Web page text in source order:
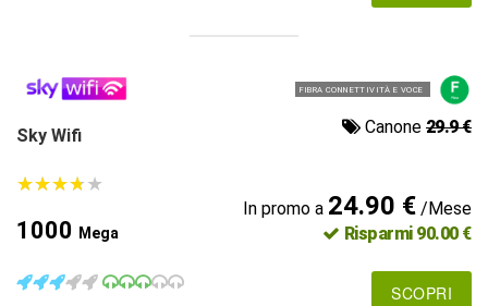
FIBRA CONNETTIVITÀ E VOCE
Sky Wifi Canone 29.9 €
★★★★★
★★★★★
1000 Mega
In promo a 24.90 €/Mese
Risparmi 90.00 €
SCOPRI